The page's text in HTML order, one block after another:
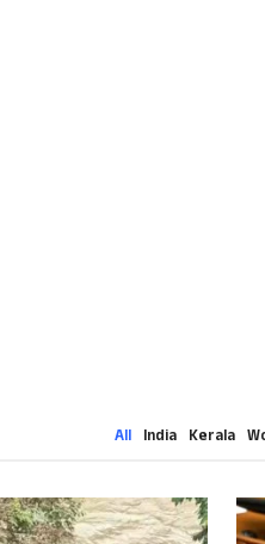
All India Kerala